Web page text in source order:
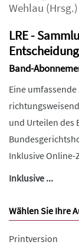
Wehlau (Hrsg.)
LRE -
Band-
Eine
und Urteilen des
Inklusive Online-
Inklusive ...
Wählen Sie Ihre
Printversion